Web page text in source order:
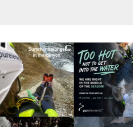
discover_purelements
Giu 30
23 3
discover_purelements
Giu 28
29 0
discover_purelements
discover_purelements